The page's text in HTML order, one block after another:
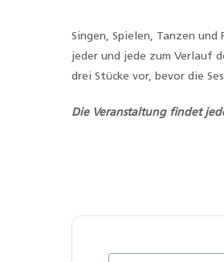
Singen, Spielen, Tanzen
jeder und jede zum Verlauf
drei Stücke vor, bevor die
Die Veranstaltung findet